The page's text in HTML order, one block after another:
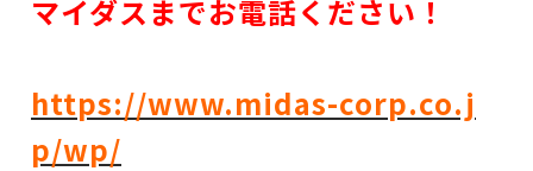
マイダスまでお電話ください！
https://www.midas-corp.co.j
p/wp/